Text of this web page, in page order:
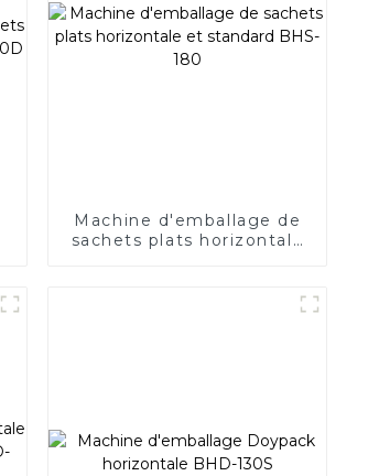
Machine d'emballage de
sachets plats horizontale